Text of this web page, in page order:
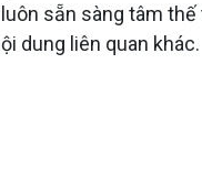
sẵn sàng tâm
dung liên quan khác.